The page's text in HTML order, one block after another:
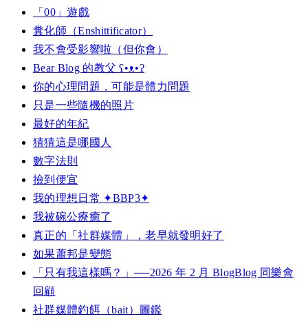
「00」遊戲
糞化師（Enshittificator）
我不會受影響啦（但你會）
Bear Blog 的教父 ʕ•ᴥ•ʔ
你的心理問題，可能是體力問題
只是一些隨機的照片
最好的年紀
猜猜這是哪國人
數字法則
撿到便宜
我的理想日常 ✦BBP3✦
我被碗公療癒了
真正的「社群媒體」，老早就發明好了
如果蕭邦是變態
「只有我這樣嗎？」──2026 年 2 月 BlogBlog 同樂會
回顧
社群媒體釣餌（bait）圖鑑